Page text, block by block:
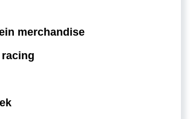
merchandise